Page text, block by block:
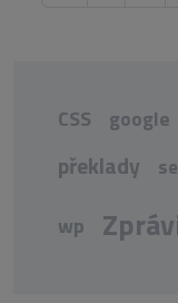
CSS google
překlady
wp